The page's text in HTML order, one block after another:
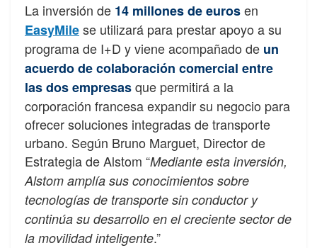
La inversión de 14 millones de eurosen
EasyMilese utilizará para prestar apoyo a su
programa de I+D y viene acompañado de un
acuerdo de colaboración comercial entre
las dos empresasque permitirá a la
corporación francesa expandir su negocio para
ofrecer soluciones integradas de transporte
urbano. Según Bruno Marguet, Director de
Estrategia de Alstom “Mediante esta inversión,
Alstom amplía sus conocimientos sobre
tecnologías de transporte sin conductor y
continúa su desarrollo en el creciente sector de
la movilidad inteligente.”